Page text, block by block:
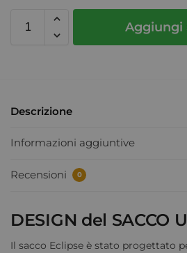
Aggiungi
Descrizione
Informazioni aggiuntive
Recensioni 0
DESIGN del SACCO
Il sacco Eclipse è stato progettato